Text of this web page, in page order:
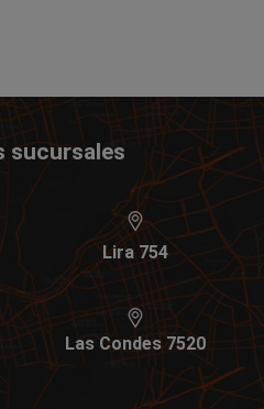
sucursales
Lira 754
Las Condes 7520